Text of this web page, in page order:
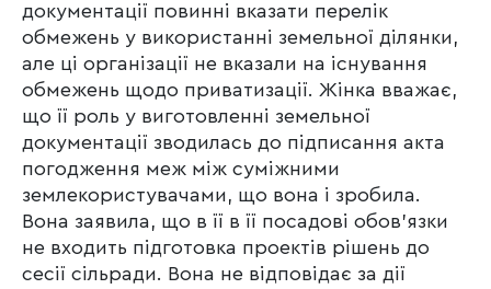
документації повинні вказати перелік
обмежень у використанні земельної ділянки,
але ці організації не вказали на існування
обмежень щодо приватизації. Жінка вважає,
що її роль у виготовленні земельної
документації зводилась до підписання акта
погодження меж між суміжними
землекористувачами, що вона і зробила.
Вона заявила, що в її в її посадові обов’язки
не входить підготовка проектів рішень до
сесії сільради. Вона не відповідає за дії